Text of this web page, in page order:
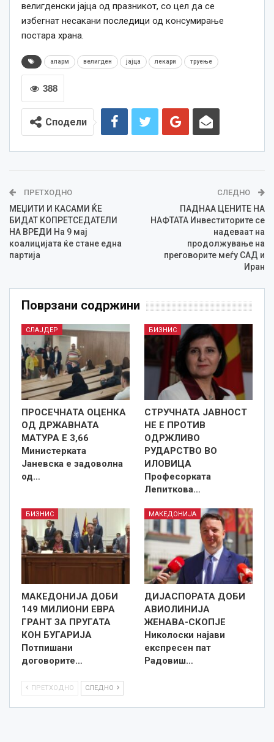
велигденски јајца од празникот, со цел да се
избегнат несакани последици од консумирање
постара храна.
аларм велигден јајца лекари труење
388
Сподели
ПРЕТХОДНО
МЕЏИТИ И КАСАМИ ЌЕ
БИДАТ КОПРЕТСЕДАТЕЛИ
НА ВРЕДИ На 9 мај
коалицијата ќе стане една
партија
СЛЕДНО
ПАДНАА ЦЕНИТЕ НА
НАФТАТА Инвеститорите се
надеваат на
продолжување на
преговорите меѓу САД и
Иран
Поврзани содржини
СЛАЈДЕР
ПРОСЕЧНАТА ОЦЕНКА
ОД ДРЖАВНАТА
МАТУРА Е 3,66
Министерката
Јаневска е задоволна
од…
БИЗНИС
СТРУЧНАТА ЈАВНОСТ
НЕ Е ПРОТИВ
ОДРЖЛИВО
РУДАРСТВО ВО
ИЛОВИЦА
Професорката
Лепиткова…
БИЗНИС
МАКЕДОНИЈА ДОБИ
149 МИЛИОНИ ЕВРА
ГРАНТ ЗА ПРУГАТА
КОН БУГАРИЈА
Потпишани
договорите…
МАКЕДОНИЈА
ДИЈАСПОРАТА ДОБИ
АВИОЛИНИЈА
ЖЕНАВА-СКОПЈЕ
Николоски најави
експресен пат
Радовиш…
ПРЕТХОДНО СЛЕДНО